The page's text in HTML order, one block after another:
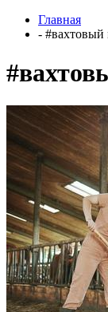
Главная
- #вахтовый